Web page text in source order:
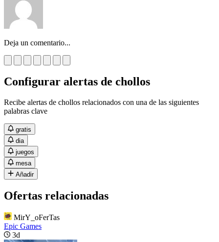
Deja un comentario...
Configurar alertas de chollos
Recibe alertas de chollos relacionados con una de las siguientes
palabras clave
gratis
dia
juegos
mesa
Añadir
Ofertas relacionadas
MirY_oFerTas
Epic Games
3d